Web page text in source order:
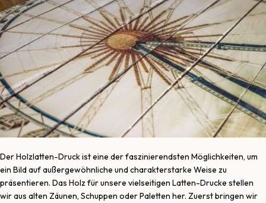
Der Holzlatten-Druck ist eine der faszinierendsten Möglichkeiten, um
ein Bild auf außergewöhnliche und charakterstarke Weise zu
präsentieren. Das Holz für unsere vielseitigen Latten-Drucke stellen
wir aus alten Zäunen, Schuppen oder Paletten her. Zuerst bringen wir